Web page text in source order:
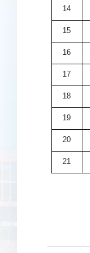
14
15
16
17
18
19
20
21